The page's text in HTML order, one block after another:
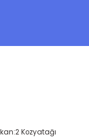
Kozyatağı